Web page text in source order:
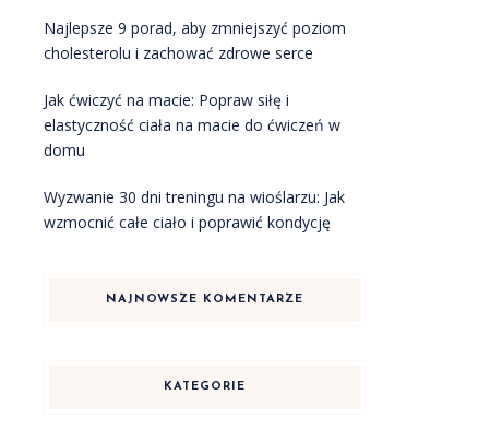
Najlepsze 9 porad, aby zmniejszyć poziom
cholesterolu i zachować zdrowe serce
Jak ćwiczyć na macie: Popraw siłę i
elastyczność ciała na macie do ćwiczeń w
domu
Wyzwanie 30 dni treningu na wioślarzu: Jak
wzmocnić całe ciało i poprawić kondycję
NAJNOWSZE KOMENTARZE
KATEGORIE